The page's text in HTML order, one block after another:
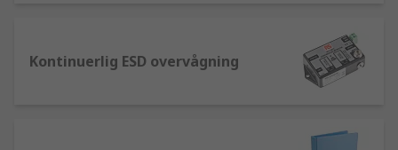
Kontinuerlig ESD overvågning